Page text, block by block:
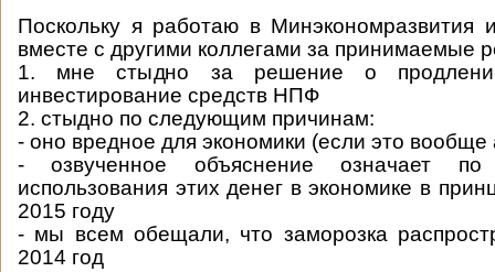
Поскольку я работаю в Минэкономразвития
вместе с другими коллегами за принимаемые
1. мне стыдно за решение о
инвестирование средств НПФ
2. стыдно по следующим причинам:
- оно вредное для экономики (если это вообще
- озвученное объяснение означает
использования этих денег в экономике в
2015 году
- мы всем обещали, что заморозка
2014 год